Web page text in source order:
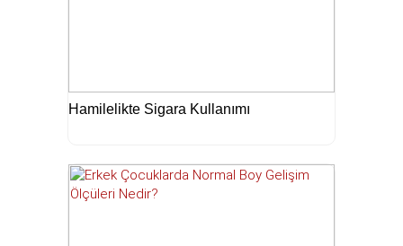
Hamilelikte Sigara Kullanımı